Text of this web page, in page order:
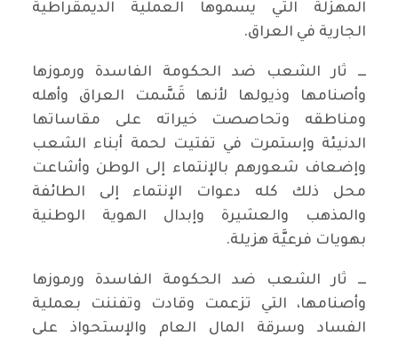
المهزلة التي يسموها العملية الديمقراطية
الجارية في العراق.
ـــ ثار الشعب ضد الحكومة الفاسدة ورموزها
وأصنامها وذيولها لأنها قَسَّمت العراق وأهله
ومناطقه وتحاصصت خيراته على مقاساتها
الدنيئة وإستمرت في تفتيت لحمة أبناء الشعب
وإضعاف شعورهم بالإنتماء إلى الوطن وأشاعت
محل ذلك كله دعوات الإنتماء إلى الطائفة
والمذهب والعشيرة وإبدال الهوية الوطنية
بهويات فرعيَّة هزيلة.
ـــ ثار الشعب ضد الحكومة الفاسدة ورموزها
وأصنامها، التي تزعمت وقادت وتفننت بعملية
الفساد وسرقة المال العام والإستحواذ على